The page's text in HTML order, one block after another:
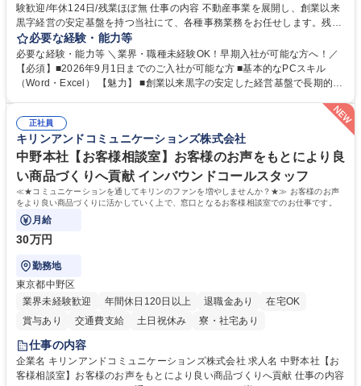
験歓迎/年休124日/残業ほぼ無 仕事の内容 不動産事業を展開し、創業以来
黒字経営の安定基盤を持つ当社にて、各種事務業務をお任せします。残業
がほぼ発生せず、連続した日程の有給取得が可能なため、WLBを整えたい
方にお勧めの環境です！ 入社後はOJTを通じて丁寧に研修を行いますの
で、事務未経験の方でも安心して臨むことができます。 【業務詳細】■電
話・来客対応 ■物件の鍵や社内の備品管理 ■データ入力や書類作成 ■契約
必要な経験・能力等
必要な経験・能力等 ＼業界・職種未経験OK！早期入社が可能な方へ！／
【必須】■2026年9月1日までのご入社が可能な方 ■基本的なPCスキル
（Word・Excel） 【魅力】 ■創業以来黒字の安定した経営基盤で長期的に
両立が可能 ■有給取得を積極的に推奨、年間10日程度の取得実績 ■1ヶ月
のOJTで業務を習得可能、未経験でもしっかりサポート 学歴・資格 学
歴：大学院 大学 高専 短大 語学力： 資格：
正社員
キリンアンドコミュニケーションズ株式会社
中野本社【お客様相談室】お客様のお声をもとにより良
い商品づくりへ貢献 インバウンドコールスタッフ
≪★コミュニケーションを通してキリンのファンを増やしませんか？★≫ お客様のお声
をより良い商品づくりに活かしていく上で、窓口となるお客様相談室でのお仕事です。
月給
30万円
勤務地
東京都中野区
業界未経験歓迎
年間休日120日以上 退職金あり
在宅OK
賞与あり
交通費支給 土日祝休み 寮・社宅あり
仕事の内容
企業名 キリンアンドコミュニケーションズ株式会社 求人名 中野本社【お
客様相談室】お客様のお声をもとにより良い商品づくりへ貢献 仕事の内容